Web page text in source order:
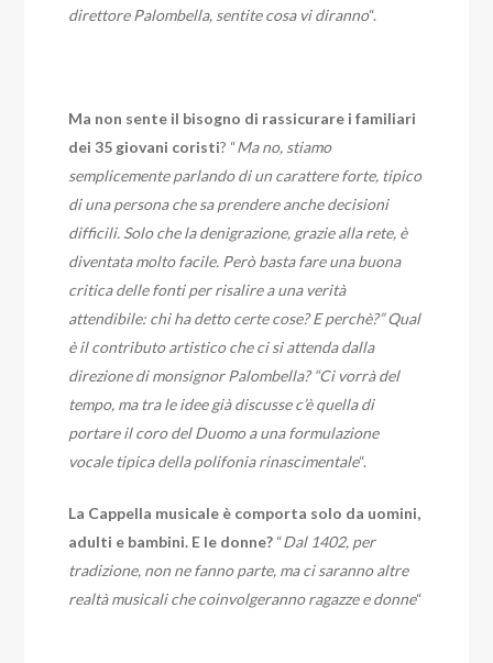
direttore Palombella, sentite cosa vi diranno“.
Ma non sente il bisogno di rassicurare i familiari
dei 35 giovani coristi? “Ma no, stiamo
semplicemente parlando di un carattere forte, tipico
di una persona che sa prendere anche decisioni
difficili. Solo che la denigrazione, grazie alla rete, è
diventata molto facile. Però basta fare una buona
critica delle fonti per risalire a una verità
attendibile: chi ha detto certe cose? E perchè?” Qual
è il contributo artistico che ci si attenda dalla
direzione di monsignor Palombella? “Ci vorrà del
tempo, ma tra le idee già discusse c’è quella di
portare il coro del Duomo a una formulazione
vocale tipica della polifonia rinascimentale“.
La Cappella musicale è comporta solo da uomini,
adulti e bambini. E le donne? “Dal 1402, per
tradizione, non ne fanno parte, ma ci saranno altre
realtà musicali che coinvolgeranno ragazze e donne“